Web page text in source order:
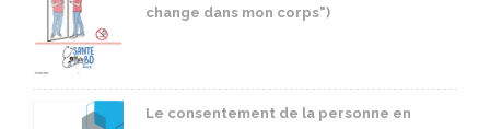
change dans mon corps")
Le consentement de la personne en